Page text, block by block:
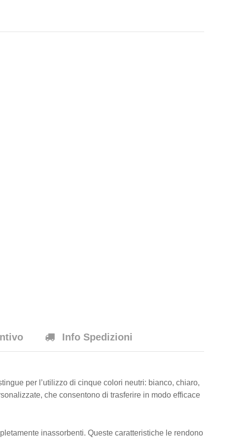
Info Spedizioni
per l’utilizzo di cinque colori neutri: bianco, chiaro,
che consentono di trasferire in modo efficace
inassorbenti. Queste caratteristiche le rendono